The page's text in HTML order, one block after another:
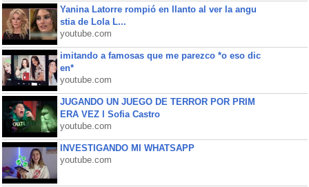
Yanina Latorre rompió en llanto al ver la angu
stia de Lola L...
youtube.com
imitando a famosas que me parezco *o eso dic
en*
youtube.com
JUGANDO UN JUEGO DE TERROR POR PRIM
ERA VEZ l Sofia Castro
youtube.com
INVESTIGANDO MI WHATSAPP
youtube.com